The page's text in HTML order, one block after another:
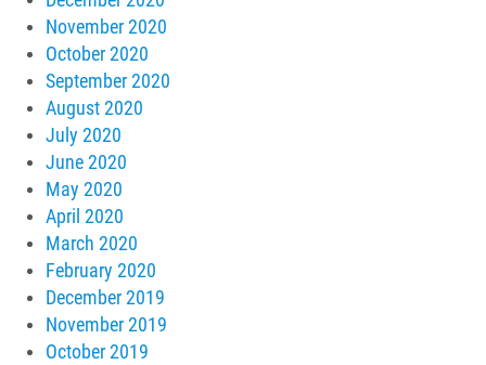
November 2020
October 2020
September 2020
August 2020
July 2020
June 2020
May 2020
April 2020
March 2020
February 2020
December 2019
November 2019
October 2019